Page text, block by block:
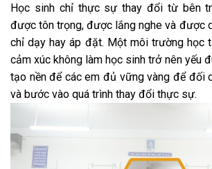
Học sinh chỉ thực sự thay đổi từ bên
được tôn trọng, được lắng nghe và được
chỉ dạy hay áp đặt. Một môi trường học
cảm xúc không làm học sinh trở nên yếu
tạo nền để các em đủ vững vàng để đối
và bước vào quá trình thay đổi thực sự.